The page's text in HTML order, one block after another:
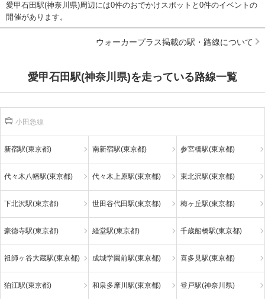
愛甲石田駅(神奈川県)周辺には0件のおでかけスポットと0件のイベントの
開催があります。
ウォーカープラス掲載の駅・路線について
愛甲石田駅(神奈川県)を走っている路線一覧
小田急線
新宿駅(東京都) 南新宿駅(東京都) 参宮橋駅(東京都)
代々木八幡駅(東京都) 代々木上原駅(東京都) 東北沢駅(東京都)
下北沢駅(東京都) 世田谷代田駅(東京都) 梅ヶ丘駅(東京都)
豪徳寺駅(東京都) 経堂駅(東京都) 千歳船橋駅(東京都)
祖師ヶ谷大蔵駅(東京都) 成城学園前駅(東京都) 喜多見駅(東京都)
狛江駅(東京都) 和泉多摩川駅(東京都) 登戸駅(神奈川県)